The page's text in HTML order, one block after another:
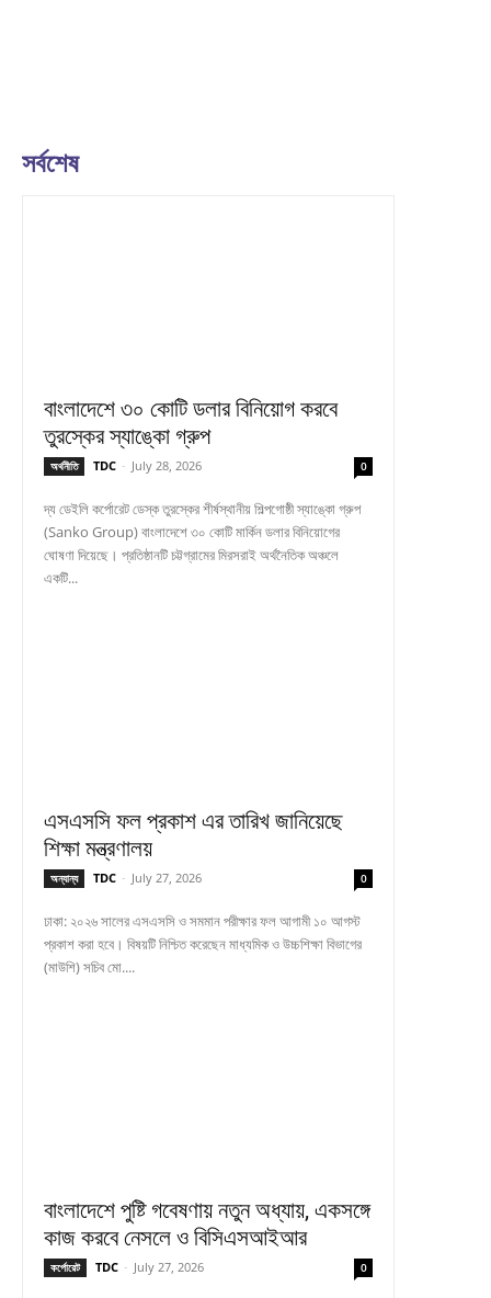
সর্বশেষ
বাংলাদেশে ৩০ কোটি ডলার বিনিয়োগ করবে
তুরস্কের স্যাঙ্কো গ্রুপ
অর্থনীতি TDC - July 28, 2026 0
দ্য ডেইলি কর্পোরেট ডেস্ক তুরস্কের শীর্ষস্থানীয় শিল্পগোষ্ঠী স্যাঙ্কো গ্রুপ
(Sanko Group) বাংলাদেশে ৩০ কোটি মার্কিন ডলার বিনিয়োগের
ঘোষণা দিয়েছে। প্রতিষ্ঠানটি চট্টগ্রামের মিরসরাই অর্থনৈতিক অঞ্চলে
একটি...
এসএসসি ফল প্রকাশ এর তারিখ জানিয়েছে
শিক্ষা মন্ত্রণালয়
অন্যান্য TDC - July 27, 2026 0
ঢাকা: ২০২৬ সালের এসএসসি ও সমমান পরীক্ষার ফল আগামী ১০ আগস্ট
প্রকাশ করা হবে। বিষয়টি নিশ্চিত করেছেন মাধ্যমিক ও উচ্চশিক্ষা বিভাগের
(মাউশি) সচিব মো....
বাংলাদেশে পুষ্টি গবেষণায় নতুন অধ্যায়, একসঙ্গে
কাজ করবে নেসলে ও বিসিএসআইআর
কর্পোরেট TDC - July 27, 2026 0